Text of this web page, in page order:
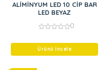
ALİMİNYUM LED 10 CİP BAR
LED BEYAZ
of
0
Ürünü İncele